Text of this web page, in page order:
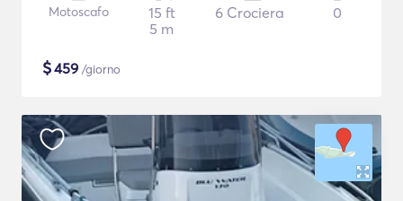
Motoscafo
15 ft
5 m
6 Crociera 0
$459 /giorno